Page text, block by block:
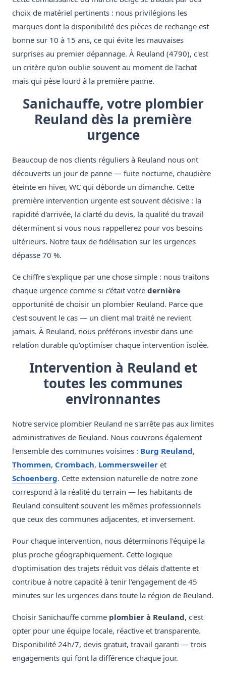
choix de matériel pertinents : nous privilégions les
marques dont la disponibilité des pièces de rechange est
bonne sur 10 à 15 ans, ce qui évite les mauvaises
surprises au premier dépannage. À Reuland (4790), c'est
un critère qu'on oublie souvent au moment de l'achat
mais qui pèse lourd à la première panne.
Sanichauffe, votre plombier
Reuland dès la première
urgence
Beaucoup de nos clients réguliers à Reuland nous ont
découverts un jour de panne — fuite nocturne, chaudière
éteinte en hiver, WC qui déborde un dimanche. Cette
première intervention urgente est souvent décisive : la
rapidité d'arrivée, la clarté du devis, la qualité du travail
déterminent si vous nous rappellerez pour vos besoins
ultérieurs. Notre taux de fidélisation sur les urgences
dépasse 70 %.
Ce chiffre s'explique par une chose simple : nous traitons
chaque urgence comme si c'était votre dernière
opportunité de choisir un plombier Reuland. Parce que
c'est souvent le cas — un client mal traité ne revient
jamais. À Reuland, nous préférons investir dans une
relation durable qu'optimiser chaque intervention isolée.
Intervention à Reuland et
toutes les communes
environnantes
Notre service plombier Reuland ne s'arrête pas aux limites
administratives de Reuland. Nous couvrons également
l'ensemble des communes voisines : Burg Reuland,
Thommen, Crombach, Lommersweiler et
Schoenberg. Cette extension naturelle de notre zone
correspond à la réalité du terrain — les habitants de
Reuland consultent souvent les mêmes professionnels
que ceux des communes adjacentes, et inversement.
Pour chaque intervention, nous déterminons l'équipe la
plus proche géographiquement. Cette logique
d'optimisation des trajets réduit vos délais d'attente et
contribue à notre capacité à tenir l'engagement de 45
minutes sur les urgences dans toute la région de Reuland.
Choisir Sanichauffe comme plombier à Reuland, c'est
opter pour une équipe locale, réactive et transparente.
Disponibilité 24h/7, devis gratuit, travail garanti — trois
engagements qui font la différence chaque jour.